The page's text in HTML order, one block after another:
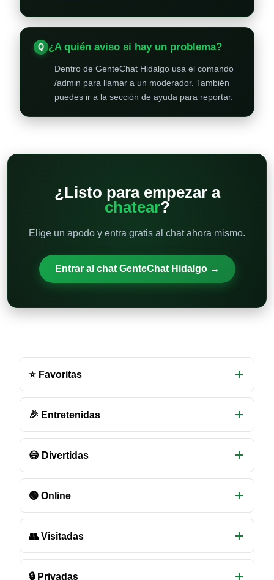
¿A quién aviso si hay un problema?
Dentro de GenteChat Hidalgo usa el comando
/admin para llamar a un moderador. También
puedes ir a la sección de ayuda para reportar.
¿Listo para empezar a
chatear?
Elige un apodo y entra gratis al chat ahora mismo.
Entrar al chat GenteChat Hidalgo →
de
chat
disponibles
⭐ Favoritas
🎉 Entretenidas
😄 Divertidas
🟢 Online
👥 Visitadas
🔒 Privadas